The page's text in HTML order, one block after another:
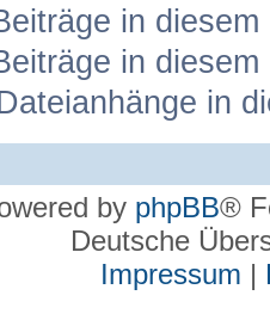
in
in
in
by phpBB®
Deutsche
Impressum |